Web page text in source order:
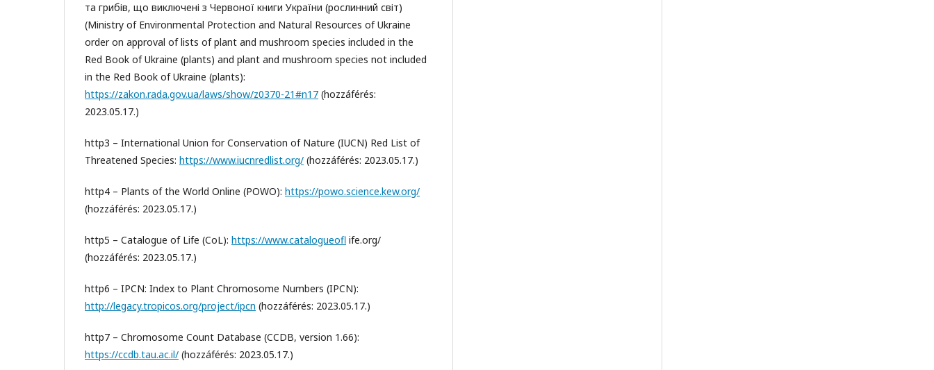
та грибів, що виключені з Червоної книги України (рослинний світ)
(Ministry of Environmental Protection and Natural Resources of Ukraine
order on approval of lists of plant and mushroom species included in the
Red Book of Ukraine (plants) and plant and mushroom species not included
in the Red Book of Ukraine (plants):
https://zakon.rada.gov.ua/laws/show/z0370-21#n17 (hozzáférés:
2023.05.17.)
http3 – International Union for Conservation of Nature (IUCN) Red List of
Threatened Species: https://www.iucnredlist.org/ (hozzáférés: 2023.05.17.)
http4 – Plants of the World Online (POWO): https://powo.science.kew.org/
(hozzáférés: 2023.05.17.)
http5 – Catalogue of Life (CoL): https://www.catalogueofl ife.org/
(hozzáférés: 2023.05.17.)
http6 – IPCN: Index to Plant Chromosome Numbers (IPCN):
http://legacy.tropicos.org/project/ipcn (hozzáférés: 2023.05.17.)
http7 – Chromosome Count Database (CCDB, version 1.66):
https://ccdb.tau.ac.il/ (hozzáférés: 2023.05.17.)